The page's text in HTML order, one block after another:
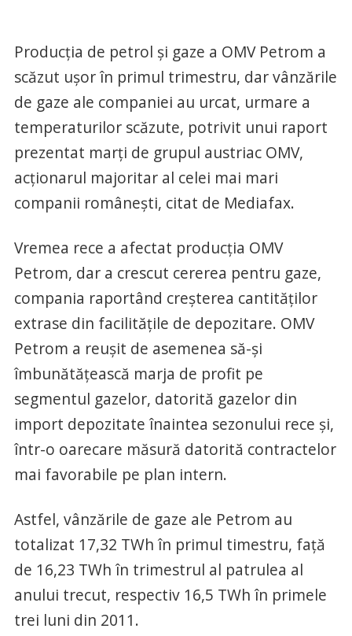
Producţia de petrol şi gaze a OMV Petrom a
scăzut uşor în primul trimestru, dar vânzările
de gaze ale companiei au urcat, urmare a
temperaturilor scăzute, potrivit unui raport
prezentat marţi de grupul austriac OMV,
acţionarul majoritar al celei mai mari
companii româneşti, citat de Mediafax.
Vremea rece a afectat producţia OMV
Petrom, dar a crescut cererea pentru gaze,
compania raportând creşterea cantităţilor
extrase din facilităţile de depozitare. OMV
Petrom a reuşit de asemenea să-şi
îmbunătăţească marja de profit pe
segmentul gazelor, datorită gazelor din
import depozitate înaintea sezonului rece şi,
într-o oarecare măsură datorită contractelor
mai favorabile pe plan intern.
Astfel, vânzările de gaze ale Petrom au
totalizat 17,32 TWh în primul timestru, faţă
de 16,23 TWh în trimestrul al patrulea al
anului trecut, respectiv 16,5 TWh în primele
trei luni din 2011.